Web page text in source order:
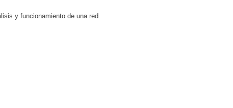
y funcionamiento de una red.